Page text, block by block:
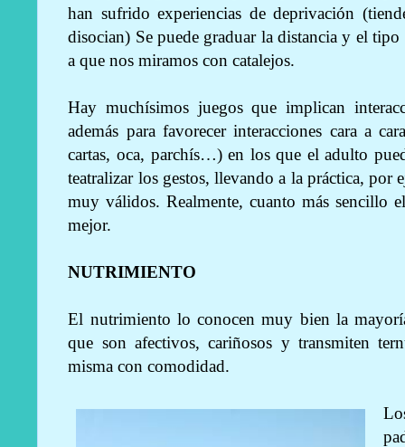
han sufrido experiencias de deprivación
disocian) Se puede graduar la distancia y el
a que nos miramos con catalejos.
Hay muchísimos juegos que implican
además para favorecer interacciones cara a
cartas, oca, parchís…) en los que el adulto
teatralizar los gestos, llevando a la práctica, por
muy válidos. Realmente, cuanto más sencillo
mejor.
NUTRIMIENTO
El nutrimiento lo conocen muy bien la
que son afectivos, cariñosos y transmiten
misma con comodidad.